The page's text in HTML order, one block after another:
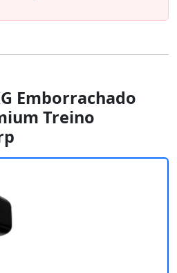
Emborrachado
Treino